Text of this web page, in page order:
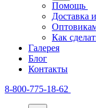
Помощь
Доставка
Как
Галерея
Блог
Контакты
8-800-775-18-62